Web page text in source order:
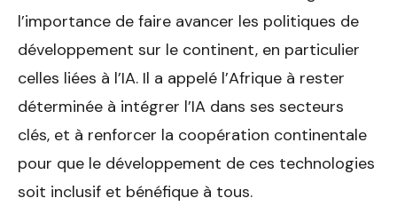
l’importance de faire avancer les politiques de
développement sur le continent, en particulier
celles liées à l’IA. Il a appelé l’Afrique à rester
déterminée à intégrer l’IA dans ses secteurs
clés, et à renforcer la coopération continentale
pour que le développement de ces technologies
soit inclusif et bénéfique à tous.